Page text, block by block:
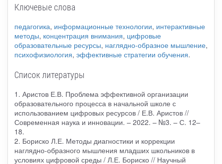
Ключевые слова
педагогика, информационные технологии, интерактивные
методы, концентрация внимания, цифровые
образовательные ресурсы, наглядно-образное мышление,
психофизиология, эффективные стратегии обучения.
Список литературы
1. Аристов Е.В. Проблема эффективной организации
образовательного процесса в начальной школе с
использованием цифровых ресурсов / Е.В. Аристов //
Современная наука и инновации. – 2022. – №3. – С. 12–
18.
2. Бориско Л.Е. Методы диагностики и коррекции
наглядно-образного мышления младших школьников в
условиях цифровой среды / Л.Е. Бориско // Научный